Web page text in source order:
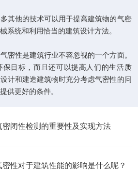
他的技术可以用于提高建筑物的气密
系统和利用恰当的建筑设计方法。
性是建筑行业不容忽视的一个方面。
保目标，而且还可以提高人们的生活质
计和建造建筑物时充分考虑气密性的问
供更好的条件。
密闭性检测的重要性及实现方法
密性对于建筑性能的影响是什么呢？